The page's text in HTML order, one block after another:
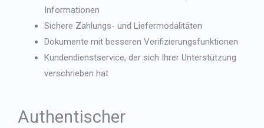
Informationen
Sichere Zahlungs- und Liefermodalitäten
Dokumente mit besseren Verifizierungsfunktionen
Kundendienstservice, der sich Ihrer Unterstützung
verschrieben hat
Authentischer